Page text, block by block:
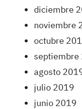
diciembre
noviembre
octubre
septiembre
agosto
julio 2019
junio 2019